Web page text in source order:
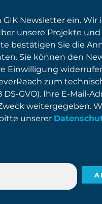
Newsletter ein. Wir
unsere Projekte und
bestätigen Sie die
Sie können den
Einwilligung
zum
GVO). Ihre E-Mail-
weitergegeben.
unserer